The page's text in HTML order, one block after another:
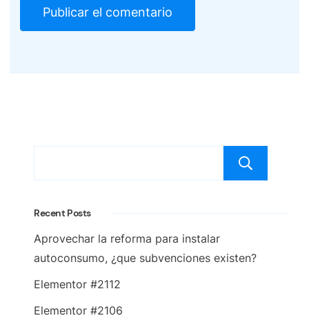
Recent Posts
Aprovechar la reforma para instalar
autoconsumo, ¿que subvenciones existen?
Elementor #2112
Elementor #2106